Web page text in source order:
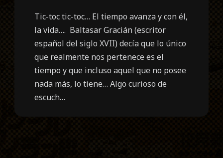
Tic-toc tic-toc… El tiempo avanza y con él,
la vida…. Baltasar Gracián (escritor
español del siglo XVII) decía que lo único
que realmente nos pertenece es el
tiempo y que incluso aquel que no posee
nada más, lo tiene… Algo curioso de
escuch…